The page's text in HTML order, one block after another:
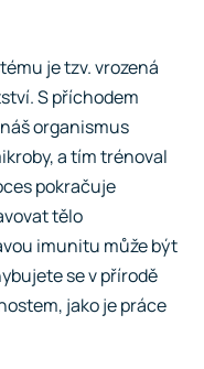
je tzv. vrozená
S příchodem
organismus
a tím trénoval
pokračuje
tělo
imunitu může být
se v přírodě
jako je práce